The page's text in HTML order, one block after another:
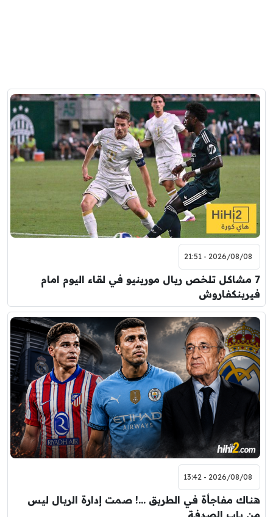
2026/08/08 - 21:51
7 مشاكل تلخص ريال مورينيو في لقاء اليوم امام
فيرينكفاروش
2026/08/08 - 13:42
هناك مفاجأة في الطريق …! صمت إدارة الريال ليس
من باب الصدفة